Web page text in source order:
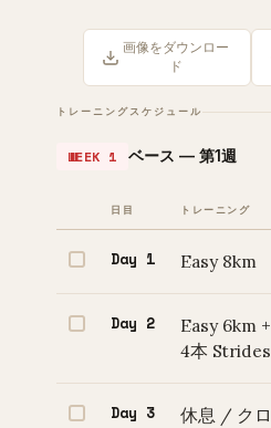
画像をダウンロー
ド
トレーニングスケジュール
WEEK 1 ベース — 第1週
日目 トレーニング
Day 1 Easy 8km
Day 2
Easy 6km +
4本 Strides
Day 3
休息 / クロ